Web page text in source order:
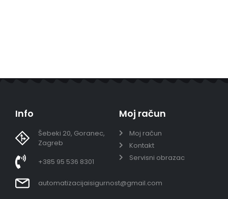
Info
Šebeki 20, Goranec,
Zagreb
+385 95 536 8301
automatizacijaisigurnost@gmail.com
Moj račun
Moj račun
Kontakt
Servisni obrazac